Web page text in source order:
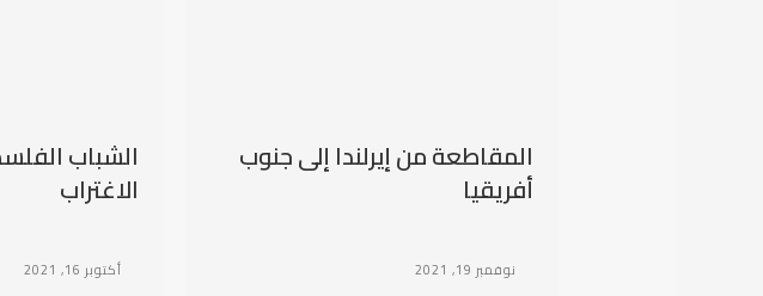
المقاطعة من إيرلندا إلى جنوب
أفريقيا
نوفمبر 19, 2021
الشباب
الاغتراب
أكتوبر 16, 2021